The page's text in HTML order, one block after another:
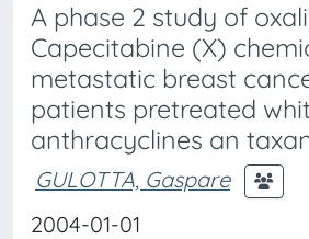
A phase 2 study of
Capecitabine (X)
metastatic breast
patients pretreated whit
anthracyclines an
GULOTTA, Gaspare
2004-01-01